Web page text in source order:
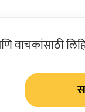
वाचकांसाठी